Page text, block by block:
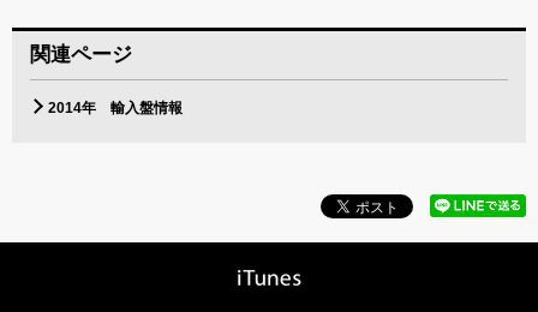
関連ページ
2014年 輸入盤情報